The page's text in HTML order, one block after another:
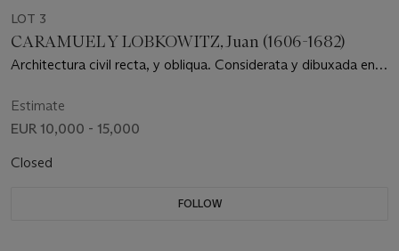
LOT 3
CARAMUEL Y LOBKOWITZ, Juan (1606-1682)
Architectura civil recta, y obliqua. Considerata y dibuxada en el
Estimate
EUR 10,000 - 15,000
Closed
FOLLOW